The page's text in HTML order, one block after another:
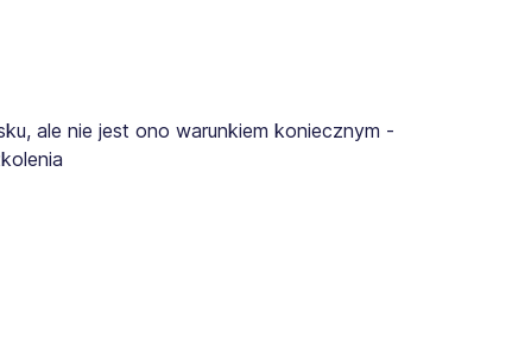
ale nie jest ono warunkiem koniecznym -